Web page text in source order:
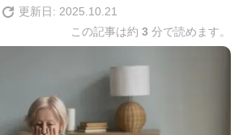
更新日: 2025.10.21
この記事は約 3 分で読めます。